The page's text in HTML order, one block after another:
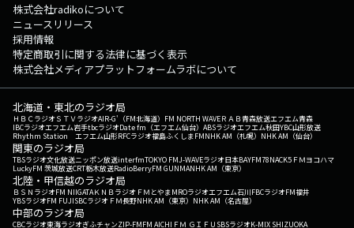
株式会社radikoについて
ニュースリリース
採用情報
特定商取引に関する法律に基づく表示
株式会社メディアプラットフォームラボについて
北海道・東北のラジオ局
ＨＢＣラジオＳＴＶラジオAIR-G'（FM北海道） FM NORTH WAVEＲＡＢ青森放送エフエム青森
IBCラジオエフエム岩手tbcラジオDate fm（エフエム仙台） ABSラジオエフエム秋田YBC山形放送
Rhythm Station エフエム山形RFCラジオ福島ふくしまFMNHK AM（札幌） NHK AM（仙台）
関東のラジオ局
TBSラジオ文化放送ニッポン放送interfmTOKYO FMJ-WAVEラジオ日本BAYFM78NACK5 ＦＭヨコハマ
LuckyFM 茨城放送CRT栃木放送RadioBerryFM GUNMANHK AM（東京）
北陸・甲信越のラジオ局
ＢＳＮラジオFM NIIGATAＫＮＢラジオ ＦＭとやまMROラジオエフエム石川FBCラジオFM福井
YBSラジオFM FUJISBCラジオ ＦＭ長野NHK AM（東京） NHK AM（名古屋）
中部のラジオ局
CBCラジオ東海ラジオぎふチャンZIP-FMFM AICHI ＦＭ ＧＩＦＵ SBSラジオK-MIX SHIZUOKA